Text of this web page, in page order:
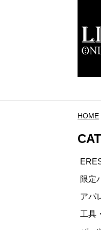
HOME
限定
アパ
工具